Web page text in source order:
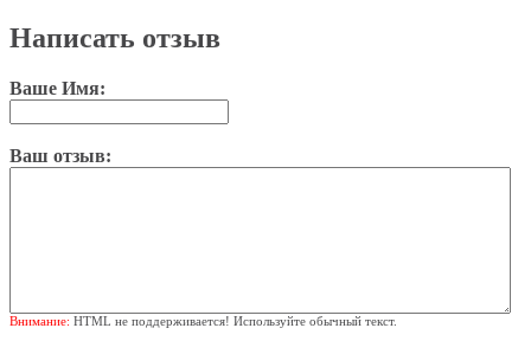
Написать отзыв
Ваше Имя:
Ваш отзыв:
Внимание: HTML не поддерживается! Используйте обычный текст.